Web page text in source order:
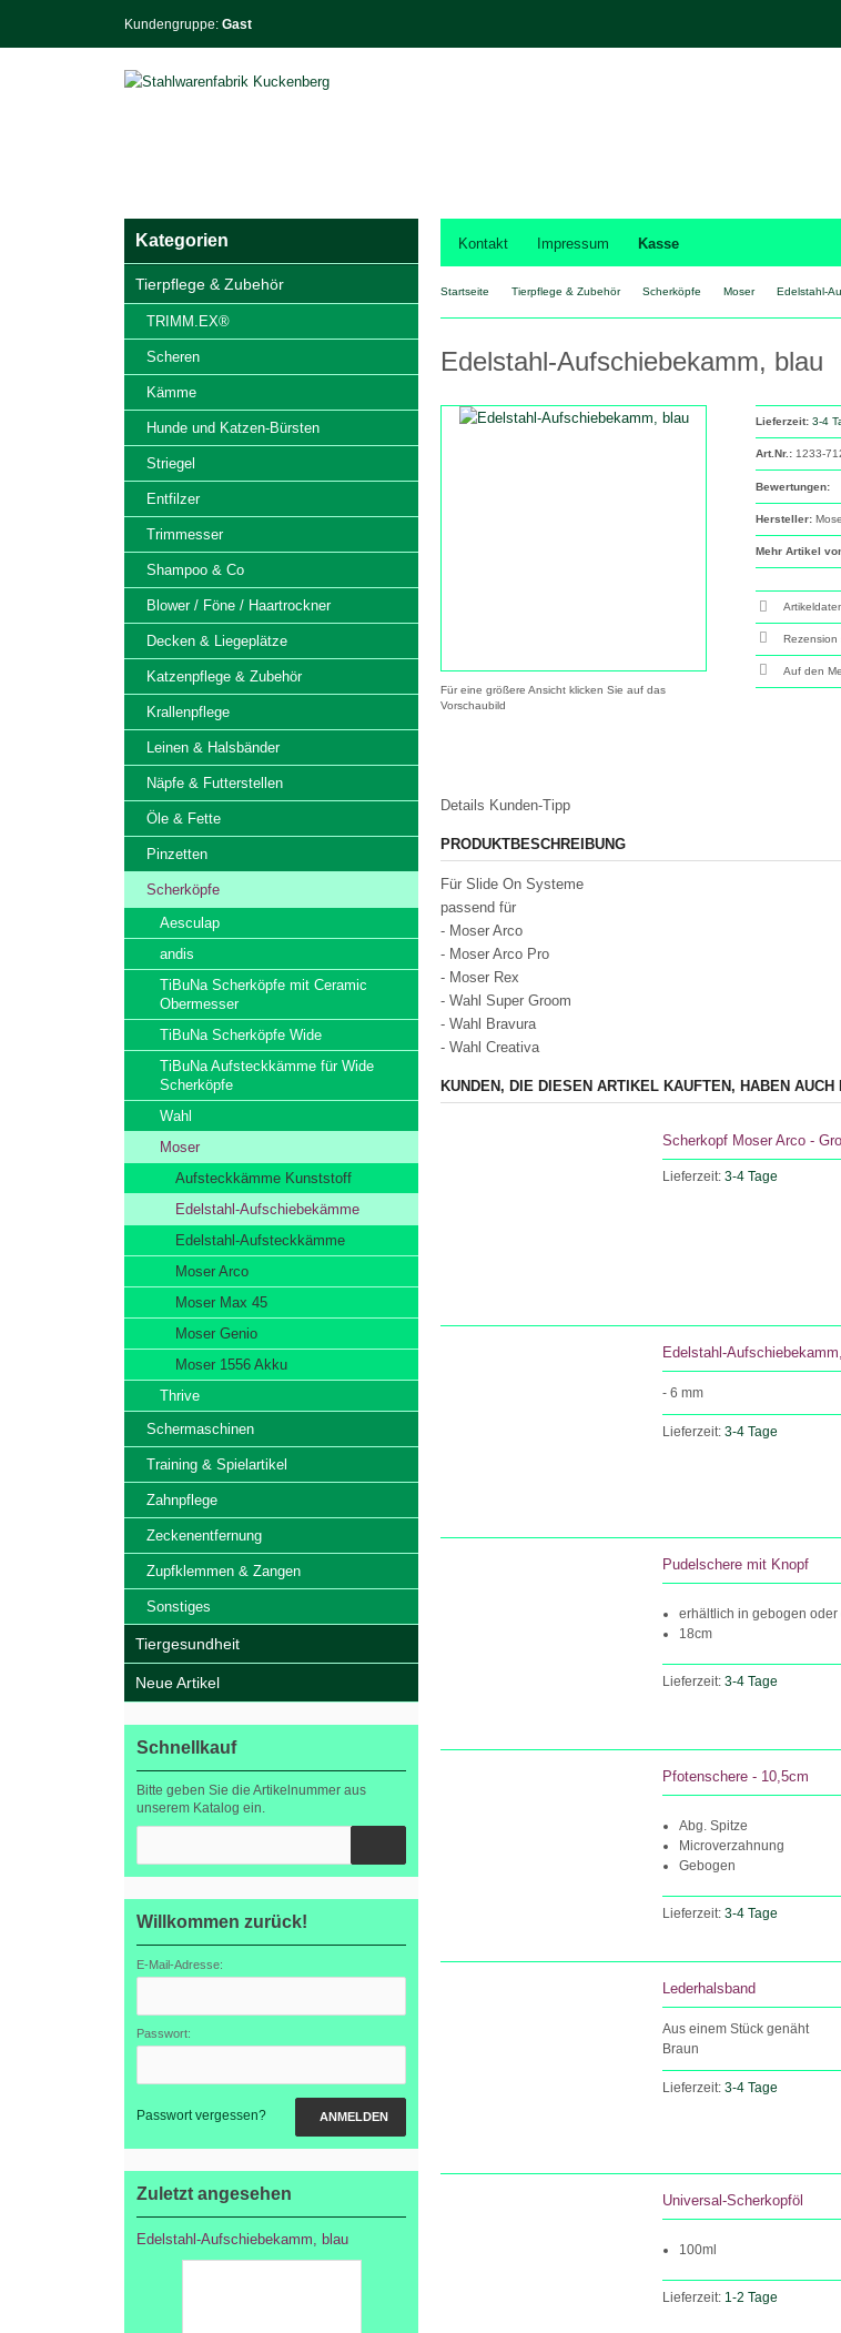
Kundengruppe: Gast
Kontakt Impressum Kasse
Startseite Tierpflege & Zubehör Scherköpfe Moser Edelstahl-
Edelstahl-Aufschiebekamm, blau
Für eine größere Ansicht klicken Sie auf das
Vorschaubild
Lieferzeit: 3-4
Art.Nr.: 1233-
Bewertungen:
Hersteller:
Mehr Artikel
Rezension
Details Kunden-Tipp
PRODUKTBESCHREIBUNG
Für Slide On Systeme
passend für
- Moser Arco
- Moser Arco Pro
- Moser Rex
- Wahl Super Groom
- Wahl Bravura
- Wahl Creativa
KUNDEN, DIE DIESEN ARTIKEL KAUFTEN, HABEN
Scherkopf Moser Arco -
Lieferzeit:3-4 Tage
Edelstahl-
- 6 mm
Lieferzeit:3-4 Tage
Pudelschere mit Knopf
erhältlich in gebogen oder
18cm
Lieferzeit:3-4 Tage
Pfotenschere - 10,5cm
Abg. Spitze
Microverzahnung
Gebogen
Lieferzeit:3-4 Tage
Lederhalsband
Aus einem Stück genäht
Braun
Lieferzeit:3-4 Tage
Universal-Scherkopföl
100ml
Lieferzeit: 1-2 Tage
Kategorien
Tierpflege & Zubehör
TRIMM.EX®
Scheren
Kämme
Hunde und Katzen-Bürsten
Striegel
Entfilzer
Trimmesser
Shampoo & Co
Blower / Föne / Haartrockner
Decken & Liegeplätze
Katzenpflege & Zubehör
Krallenpflege
Leinen & Halsbänder
Näpfe & Futterstellen
Öle & Fette
Pinzetten
Scherköpfe
Aesculap
andis
TiBuNa Scherköpfe mit Ceramic
Obermesser
TiBuNa Scherköpfe Wide
TiBuNa Aufsteckkämme für Wide
Scherköpfe
Wahl
Moser
Aufsteckkämme Kunststoff
Edelstahl-Aufschiebekämme
Edelstahl-Aufsteckkämme
Moser Arco
Moser Max 45
Moser Genio
Moser 1556 Akku
Thrive
Schermaschinen
Training & Spielartikel
Zahnpflege
Zeckenentfernung
Zupfklemmen & Zangen
Sonstiges
Tiergesundheit
Neue Artikel
Schnellkauf
Bitte geben Sie die Artikelnummer aus
unserem Katalog ein.
Willkommen zurück!
E-Mail-Adresse:
Passwort:
Passwort vergessen? ANMELDEN
Zuletzt angesehen
Edelstahl-Aufschiebekamm, blau